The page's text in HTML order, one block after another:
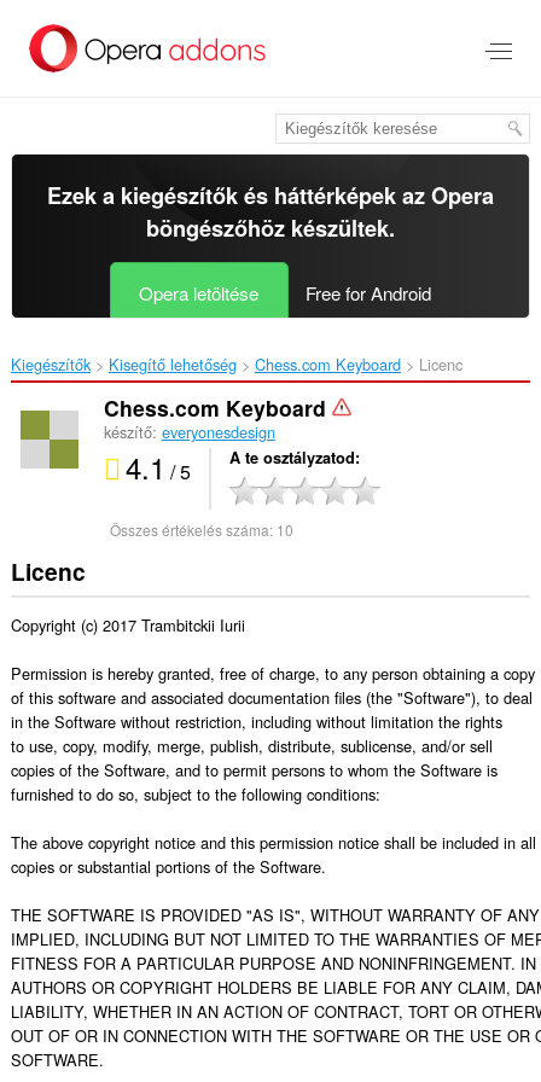
Ezek a kiegészítők és háttérképek azOpera
böngészőhözkészültek.
Opera letöltése Free for Android
Kiegészítők Kisegítő lehetőség Chess.com Keyboard‎ Licenc
Chess.com Keyboard
készítő: everyonesdesign
4.1 / 5 A te osztályzatod
Összes értékelés száma: 10
Licenc
Copyright (c) 2017 Trambitckii Iurii
Permission is hereby granted, free of charge, to any person obtaining a copy
of this software and associated documentation files (the "Software"), to deal
in the Software without restriction, including without limitation the rights
to use, copy, modify, merge, publish, distribute, sublicense, and/or sell
copies of the Software, and to permit persons to whom the Software is
furnished to do so, subject to the following conditions:
The above copyright notice and this permission notice shall be included in all
copies or substantial portions of the Software.
THE SOFTWARE IS PROVIDED "AS IS", WITHOUT WARRANTY OF
IMPLIED, INCLUDING BUT NOT LIMITED TO THE WARRANTIES OF
FITNESS FOR A PARTICULAR PURPOSE AND NONINFRINGEMENT.
AUTHORS OR COPYRIGHT HOLDERS BE LIABLE FOR ANY CLAIM,
LIABILITY, WHETHER IN AN ACTION OF CONTRACT, TORT OR
OUT OF OR IN CONNECTION WITH THE SOFTWARE OR THE USE OR
SOFTWARE.